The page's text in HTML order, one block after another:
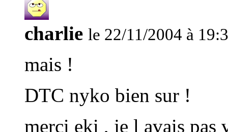
charlie le 22/11/2004 à
mais !
DTC nyko bien sur !
merci eki , je l avais pas